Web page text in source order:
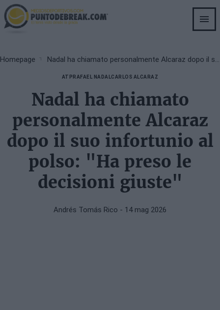
Skip
to
main
Breadcrumb
Homepage
ATPRAFAEL NADALCARLOS ALCARAZ
Nadal ha chiamato
personalmente Alcaraz
dopo il suo infortunio al
polso: "Ha preso le
decisioni giuste"
Andrés Tomás Rico - 14 mag 2026